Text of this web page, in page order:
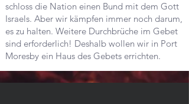
schloss die Nation einen Bund mit dem Gott
Israels. Aber wir kämpfen immer noch darum,
es zu halten. Weitere Durchbrüche im Gebet
sind erforderlich! Deshalb wollen wir in Port
Moresby ein Haus des Gebets errichten.